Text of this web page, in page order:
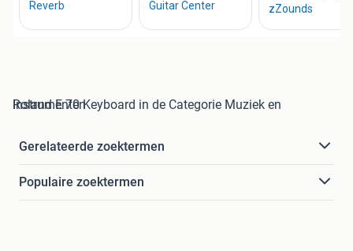
Roland E 70 Keyboard in de Categorie Muziek en Instrumenten
Gerelateerde zoektermen
Populaire zoektermen